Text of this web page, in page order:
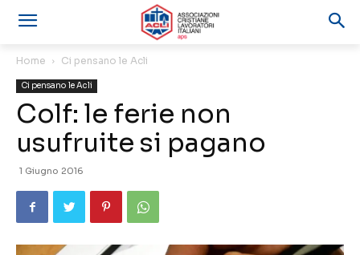
Home Ci pensano le Acli
Ci pensano le Acli
Colf: le ferie non
usufruite si pagano
1 Giugno 2016